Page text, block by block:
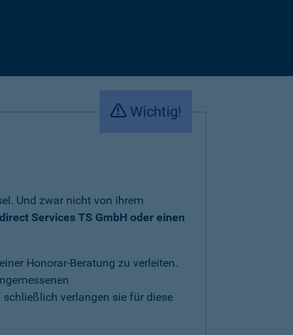
Wichtig!
Und zwar nicht von ihrem
Services TS GmbH oder einen
Honorar-Beratung zu verleiten.
verlangen sie für diese